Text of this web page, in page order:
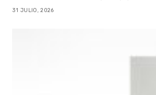
31 JULIO, 2026